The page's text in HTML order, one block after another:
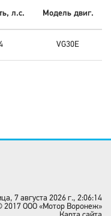
л.с. Модель двиг.
VG30E
7 августа 2026 г., 2:06:14
2017 OOO «Мотор Воронеж»